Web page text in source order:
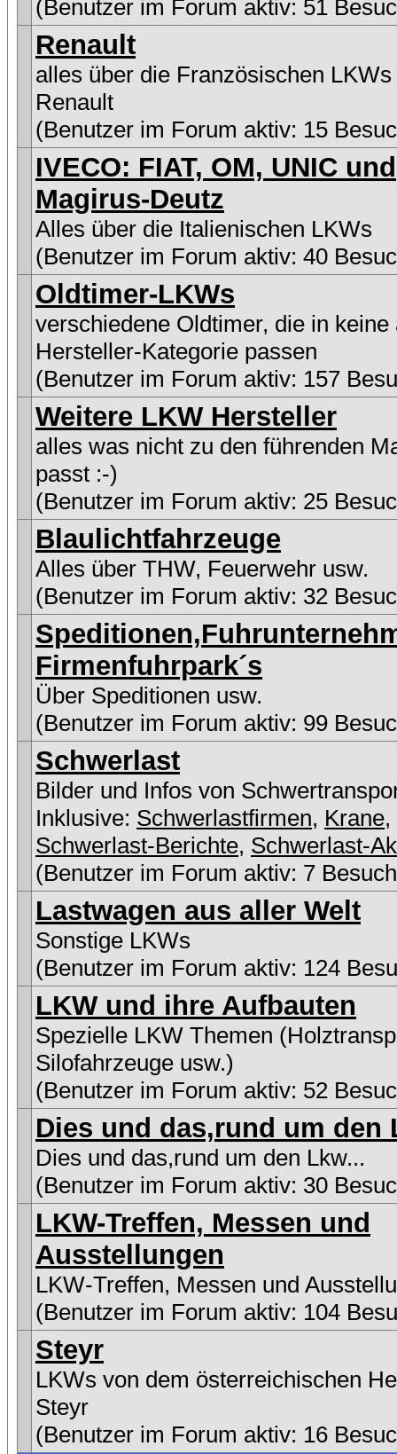
(Benutzer im Forum aktiv: 51
Renault
alles über die Französischen LKWs
Renault
(Benutzer im Forum aktiv: 15
IVECO: FIAT, OM, UNIC und
Magirus-Deutz
Alles über die Italienischen LKWs
(Benutzer im Forum aktiv: 40
Oldtimer-LKWs
verschiedene Oldtimer, die in keine
Hersteller-Kategorie passen
(Benutzer im Forum aktiv: 157
Weitere LKW Hersteller
alles was nicht zu den führenden
passt :-)
(Benutzer im Forum aktiv: 25
Blaulichtfahrzeuge
Alles über THW, Feuerwehr usw.
(Benutzer im Forum aktiv: 32
Firmenfuhrpark´s
Über Speditionen usw.
(Benutzer im Forum aktiv: 99
Schwerlast
Bilder und Infos von
Inklusive: Schwerlastfirmen, Krane,
Schwerlast-Berichte, Schwerlast-
(Benutzer im Forum aktiv: 7
Lastwagen aus aller Welt
Sonstige LKWs
(Benutzer im Forum aktiv: 124
LKW und ihre Aufbauten
Spezielle LKW Themen
Silofahrzeuge usw.)
(Benutzer im Forum aktiv: 52
Dies und das,rund um den
Dies und das,rund um den Lkw...
(Benutzer im Forum aktiv: 30
LKW-Treffen, Messen und
Ausstellungen
LKW-Treffen, Messen und
(Benutzer im Forum aktiv: 104
Steyr
LKWs von dem österreichischen
Steyr
(Benutzer im Forum aktiv: 16